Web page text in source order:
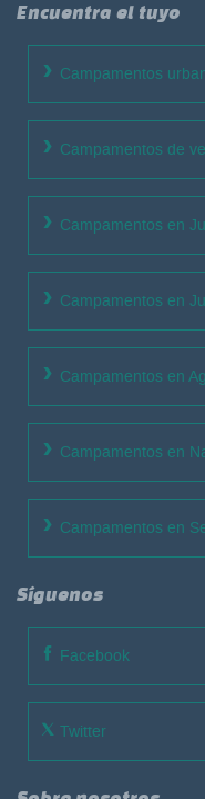
Encuentra el tuyo
Campamentos
Campamentos de
Campamentos en
Campamentos en
Campamentos en
Campamentos en
Campamentos en
Síguenos
Facebook
Twitter